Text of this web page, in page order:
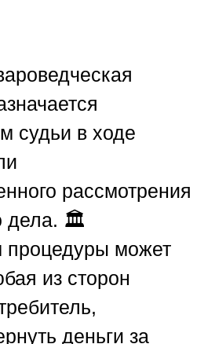
судьи в ходе
рассмотрения
дела. 🏛️
процедуры может
из сторон
деньги за